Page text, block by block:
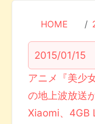
HOME
2015/01/15
アニメ『美少
の地上波放送
Xiaomi、4GB